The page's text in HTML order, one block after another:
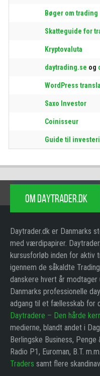
Bøger om trading
Skatteguide for
Kryptovaluta
daytrading.se og
WordPress
Saxo Investor
Coinisseur
Guide til
OM DAYTRADER.DK
Daytrader.dk er Danmarks
med værdipapirer.
kursusforløb inden for aktiv
igennem de såkaldte
danskere hvert år
Danmarks professionelle
adgang til et fællesskab for
Daytradere – Den hårde
medierne, blandt andet i
Berlingske Business,
Radio P1, Euroman, B.T.
Traders samt flere